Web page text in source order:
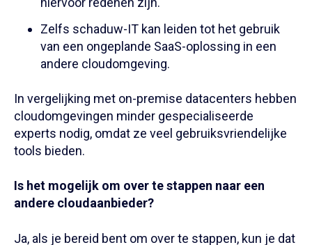
Zelfs schaduw-IT kan leiden tot het gebruik
van een ongeplande SaaS-oplossing in een
andere cloudomgeving.
In vergelijking met on-premise datacenters hebben
cloudomgevingen minder gespecialiseerde
experts nodig, omdat ze veel gebruiksvriendelijke
tools bieden.
Is het mogelijk om over te stappen naar een
andere cloudaanbieder?
Ja, als je bereid bent om over te stappen, kun je dat